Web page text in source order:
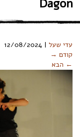
Dagon
עדי שעל |
12/08/2024
קודם →
← הבא